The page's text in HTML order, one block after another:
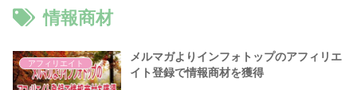
情報商材
アフィリエイト
メルマガよりインフォトップのアフィリエ
イト登録で情報商材を獲得